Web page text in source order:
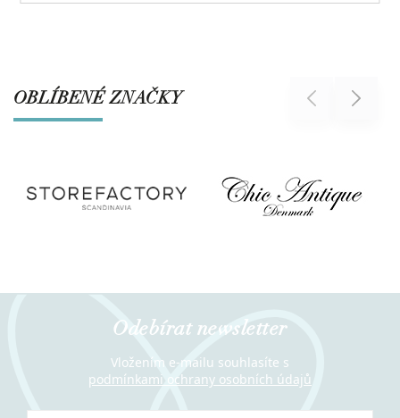
OBLÍBENÉ ZNAČKY Previous Next
Odebírat newsletter
Vložením e-mailu souhlasíte s
podmínkami ochrany osobních údajů